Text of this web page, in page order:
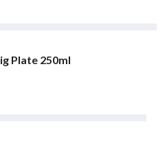
Plate 250ml